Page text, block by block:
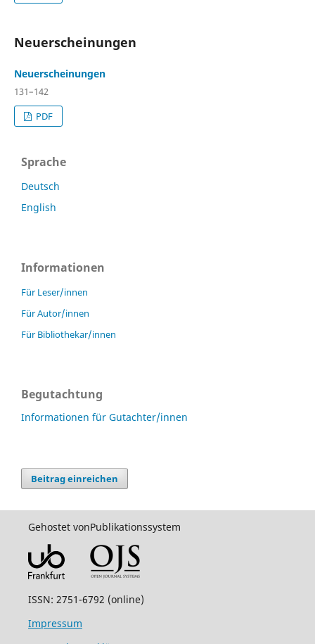
Neuerscheinungen
Neuerscheinungen
131–142
PDF
Sprache
Deutsch
English
Informationen
Für Leser/innen
Für Autor/innen
Für Bibliothekar/innen
Begutachtung
Informationen für Gutachter/innen
Beitrag einreichen
Gehostet vonPublikationssystem
ISSN: 2751-6792 (online)
Impressum